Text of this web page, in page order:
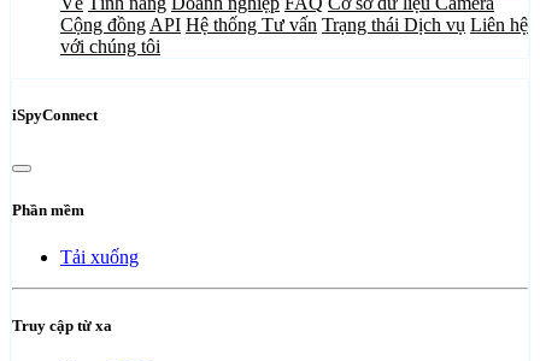
Cộng đồng API Hệ thống Tư vấn Trạng thái Dịch vụ Liên hệ
với chúng tôi
iSpyConnect
Phần mềm
Tải xuống
Truy cập từ xa